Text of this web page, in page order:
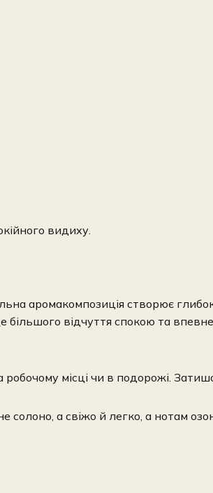
видиху.
аромакомпозиція створює
більшого відчуття спокою та
місці чи в подорожі.
солоно, а свіжо й легко, а нотам